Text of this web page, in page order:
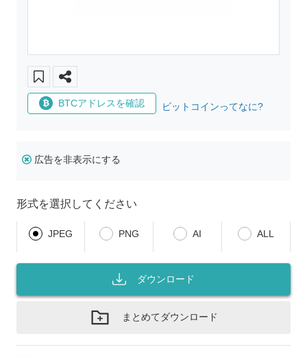
BTCアドレスを確認 ビットコインってなに?
広告を非表示にする
形式を選択してください
JPEG PNG AI ALL
ダウンロード
まとめてダウンロード